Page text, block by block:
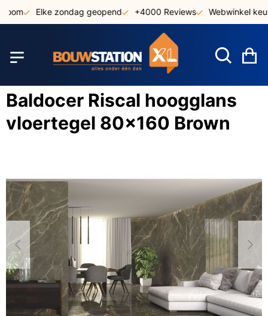
naar
Elke zondag geopend +4000 Reviews Webwinkel
Baldocer Riscal hoogglans
vloertegel 80x160 Brown